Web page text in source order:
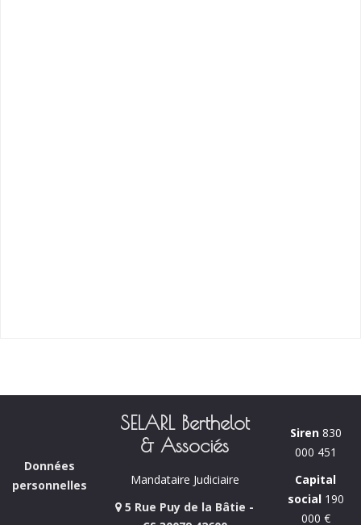
Données
personnelles
SELARL Berthelot
& Associés
Mandataire Judiciaire
5 Rue Puy de la Bâtie -
Siren830
000 451
Capital
social190
000 €